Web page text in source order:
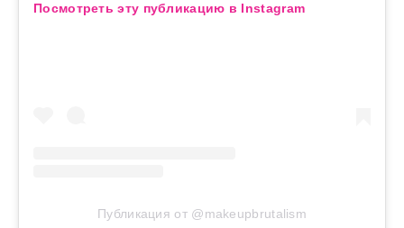
Посмотреть эту публикацию в Instagram
Публикация от @makeupbrutalism